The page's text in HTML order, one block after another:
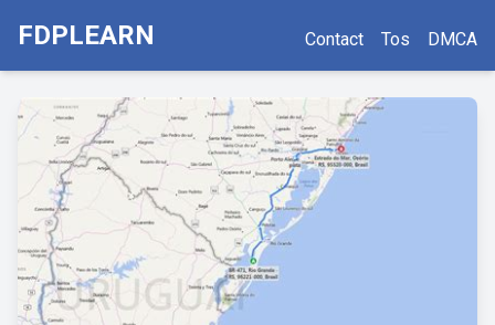
FDPLEARN Contact Tos DMCA